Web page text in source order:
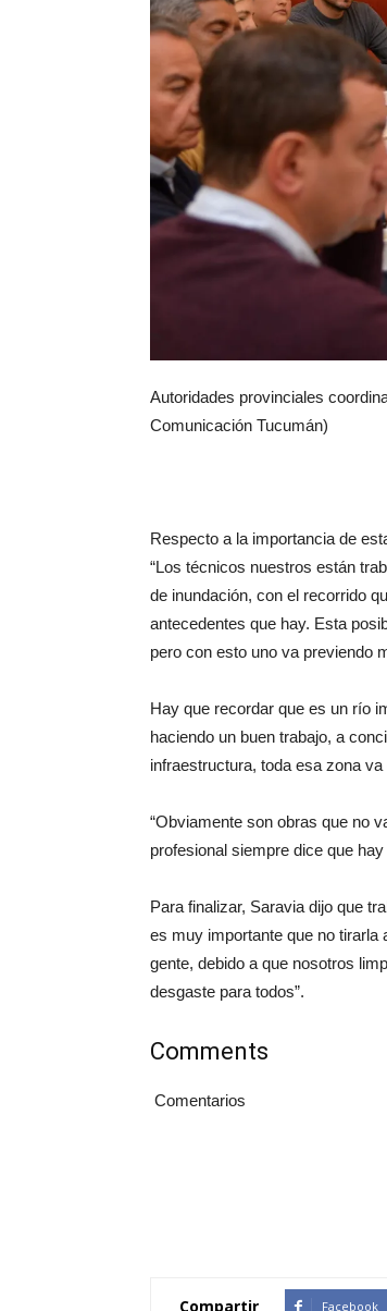
Autoridades provinciales
Comunicación Tucumán)
Respecto a la importancia de
“Los técnicos nuestros están
de inundación, con el recorrido
antecedentes que hay. Esta
pero con esto uno va previendo
Hay que recordar que es un río
haciendo un buen trabajo, a
infraestructura, toda esa zona va
“Obviamente son obras que no
profesional siempre dice que
Para finalizar, Saravia dijo que
es muy importante que no tirarla
gente, debido a que nosotros
desgaste para todos”.
Comments
Comentarios
Compartir Facebook